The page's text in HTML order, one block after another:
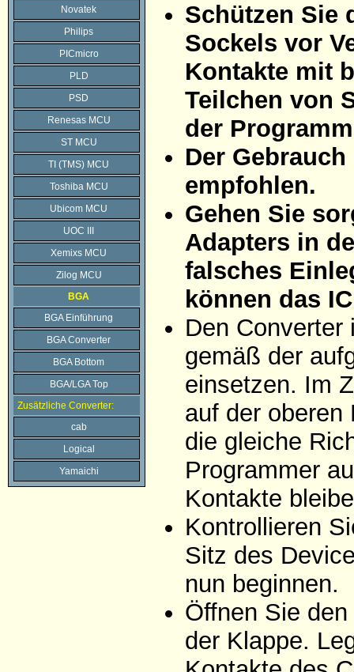
Novatek
Philips
PICmicro
PLD
PSD
Renesas MCU
ST MCU
TI (TMS) MCU
Toshiba MCU
Ubicom MCU
UOC III
Xemixs MCU
Zilog MCU
BGA
BGA Einführung
BGA Converter
BGA Bottom
BGA/LGA Top
Zusätzliche Converter:
cab
Logical
Yamaichi
Schützen Sie
Sockels vor
Kontakte mit
Teilchen von
der
Der
empfohlen.
Gehen Sie
Adapters in
falsches
können das
Den
gemäß der
einsetzen. Im
auf der
die gleiche
Programmer
Kontakte
Kontrollieren
Sitz des
nun beginnen.
Öffnen Sie
der Klappe.